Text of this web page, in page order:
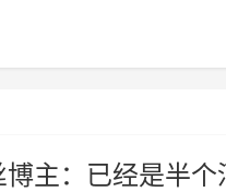
博主：已经是半